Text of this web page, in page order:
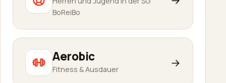
BoReiBo
Aerobic
Fitness & Ausdauer →